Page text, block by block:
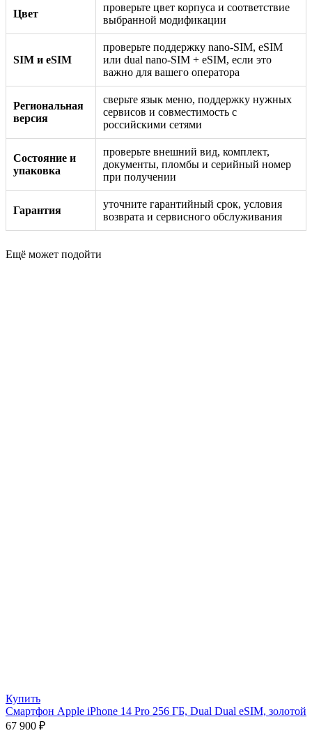
Цвет
проверьте цвет корпуса и соответствие
выбранной модификации
SIM и eSIM
проверьте поддержку nano-SIM, eSIM
или dual nano-SIM + eSIM, если это
важно для вашего оператора
Региональная
версия
сверьте язык меню, поддержку нужных
сервисов и совместимость с
российскими сетями
Состояние и
упаковка
проверьте внешний вид, комплект,
документы, пломбы и серийный номер
при получении
Гарантия
уточните гарантийный срок, условия
возврата и сервисного обслуживания
Ещё может подойти
Купить
Смартфон Apple iPhone 14 Pro 256 ГБ, Dual Dual eSIM, золотой
67 900 ₽